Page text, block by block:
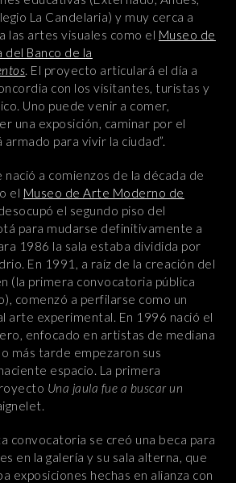
La Candelaria) y muy cerca a
las artes visuales como el Museo de
Banco de la
. El proyecto articulará el día a
con los visitantes, turistas y
Uno puede venir a comer,
una exposición, caminar por el
para vivir la ciudad”.
nació a comienzos de la década de
el Museo de Arte Moderno de
el segundo piso del
para mudarse definitivamente a
1986 la sala estaba dividida por
En 1991, a raíz de la creación del
(la primera convocatoria pública
comenzó a perfilarse como un
arte experimental. En 1996 nació el
enfocado en artistas de mediana
más tarde empezaron sus
espacio. La primera
Una jaula fue a buscar un
convocatoria se creó una beca para
en la galería y su sala alterna, que
exposiciones hechas en alianza con